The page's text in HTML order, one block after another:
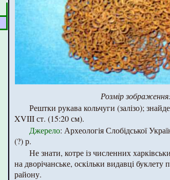
Розмір зображення:
Рештки рукава кольчуги (залізо);
XVIII ст. (15:20 см).
Джерело: Археологія Слобідської
(?) р.
Не знати, котре із численних
на дворічанське, оскільки видавці
району.